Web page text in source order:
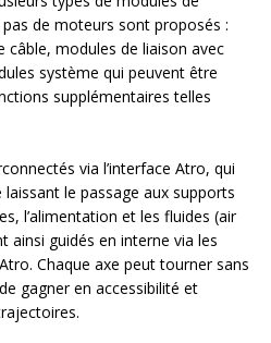
de moteurs sont proposés :
câble, modules de liaison avec
système qui peuvent être
supplémentaires telles
via l’interface Atro, qui
le passage aux supports
l’alimentation et les fluides (air
ainsi guidés en interne via les
Chaque axe peut tourner sans
gagner en accessibilité et